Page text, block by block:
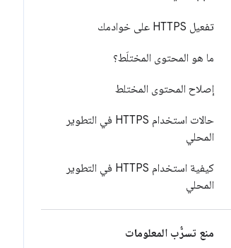
تفعيل HTTPS على خوادمك
ما هو المحتوى المختلَط؟
إصلاح المحتوى المختلط
حالات استخدام HTTPS في التطوير
المحلي
كيفية استخدام HTTPS في التطوير
المحلي
منع تسرُّب المعلومات